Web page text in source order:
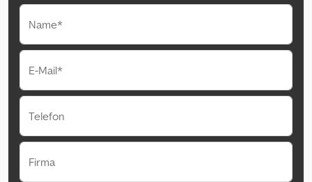
Name*
E-Mail*
Telefon
Firma